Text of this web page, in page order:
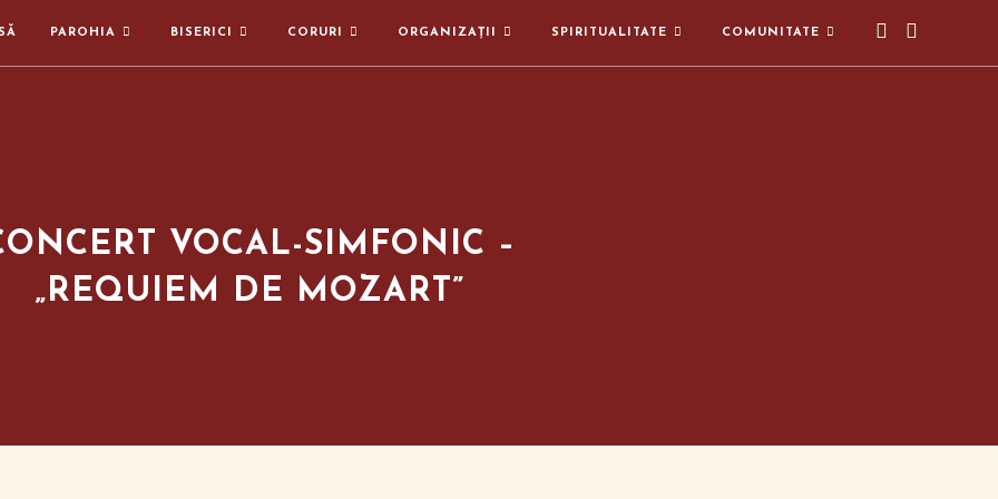
PAROHIA BISERICI CORURI ORGANIZAȚII SPIRITUALITATE COMUNITATE
VOCAL-SIMFONIC –
„REQUIEM DE MOZART”